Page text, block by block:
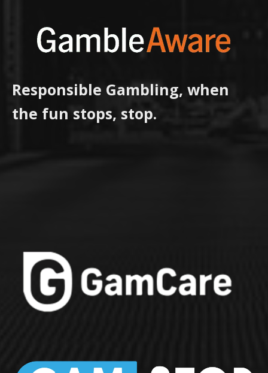
Responsible Gambling, when
the fun stops, stop.